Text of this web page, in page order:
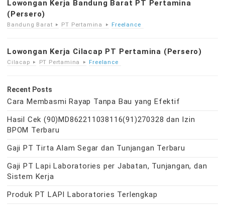
Lowongan Kerja Bandung Barat PT Pertamina
(Persero)
Bandung Barat PT Pertamina Freelance
Lowongan Kerja Cilacap PT Pertamina (Persero)
Cilacap PT Pertamina Freelance
Recent Posts
Cara Membasmi Rayap Tanpa Bau yang Efektif
Hasil Cek (90)MD862211038116(91)270328 dan Izin
BPOM Terbaru
Gaji PT Tirta Alam Segar dan Tunjangan Terbaru
Gaji PT Lapi Laboratories per Jabatan, Tunjangan, dan
Sistem Kerja
Produk PT LAPI Laboratories Terlengkap